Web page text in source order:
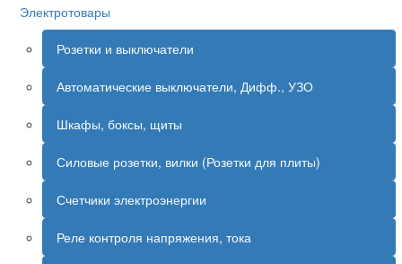
Электротовары
Розетки и выключатели
Автоматические выключатели, Дифф., УЗО
Шкафы, боксы, щиты
Силовые розетки, вилки (Розетки для плиты)
Счетчики электроэнергии
Реле контроля напряжения, тока